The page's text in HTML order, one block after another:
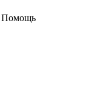
Помощь